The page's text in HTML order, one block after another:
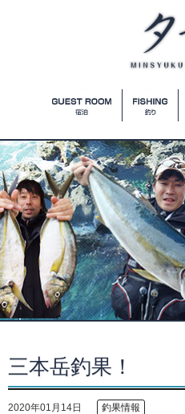
三本岳釣果！
2020年01月14日 釣果情報